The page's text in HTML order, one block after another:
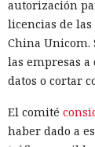
autorización
licencias de
China Unicom.
las empresas
datos o cortar
El comité
haber dado a